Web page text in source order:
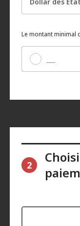
Le montant minimal
Autre
2